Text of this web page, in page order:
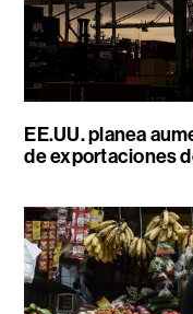
EE.UU. planea
de exportaciones